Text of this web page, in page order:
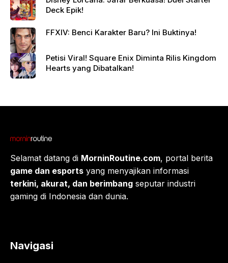
Deck Epik!
FFXIV: Benci Karakter Baru? Ini Buktinya!
Petisi Viral! Square Enix Diminta Rilis Kingdom
Hearts yang Dibatalkan!
Selamat datang di MorninRoutine.com, portal berita
game dan esports yang menyajikan informasi
terkini, akurat, dan berimbang seputar industri
gaming di Indonesia dan dunia.
Navigasi